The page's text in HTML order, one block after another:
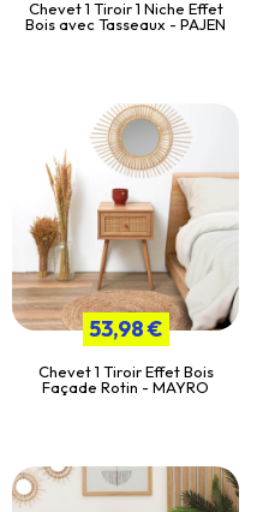
Chevet 1 Tiroir 1 Niche Effet
Bois avec Tasseaux - PAJEN
53,98 €
Chevet 1 Tiroir Effet Bois
Façade Rotin - MAYRO